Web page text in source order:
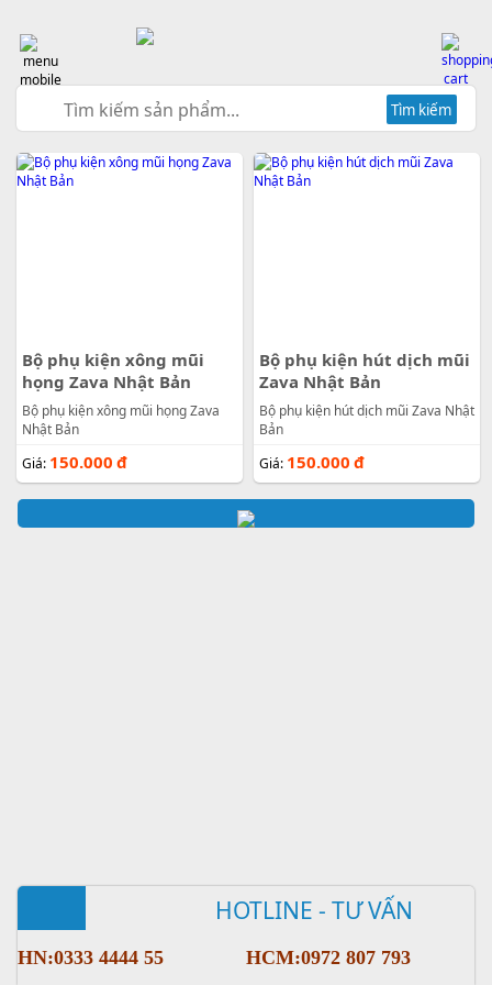
Tìm kiếm
HOTLINE - TƯ VẤN
HN:0333 4444 55 HCM:0972 807 793
Bộ phụ kiện xông mũi
họng Zava Nhật Bản
Bộ phụ kiện xông mũi họng Zava
Nhật Bản
Giá: 150.000 đ
Bộ phụ kiện hút dịch mũi
Zava Nhật Bản
Bộ phụ kiện hút dịch mũi Zava Nhật
Bản
Giá: 150.000 đ